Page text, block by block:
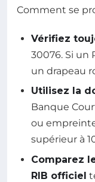
Comment se
Vérifiez
30076. Si un
un drapeau
Utilisez la
Banque
ou
supérieur à
Comparez
RIB officiel